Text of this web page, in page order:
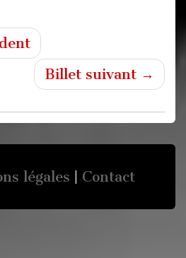
Billet suivant →
légales Contact